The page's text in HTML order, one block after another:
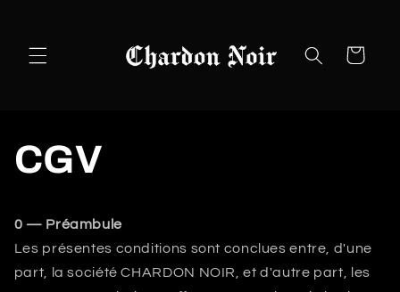
contenu
Panier
CGV
0 — Préambule
Les présentes conditions sont conclues entre, d'une
part, la société CHARDON NOIR, et d'autre part, les